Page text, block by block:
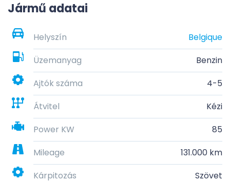
Jármű adatai
Helyszín
Belgique
Üzemanyag
Benzin
Ajtók száma
4-5
Átvitel
Kézi
Power KW
85
Mileage
131.000 km
Kárpitozás
Szövet